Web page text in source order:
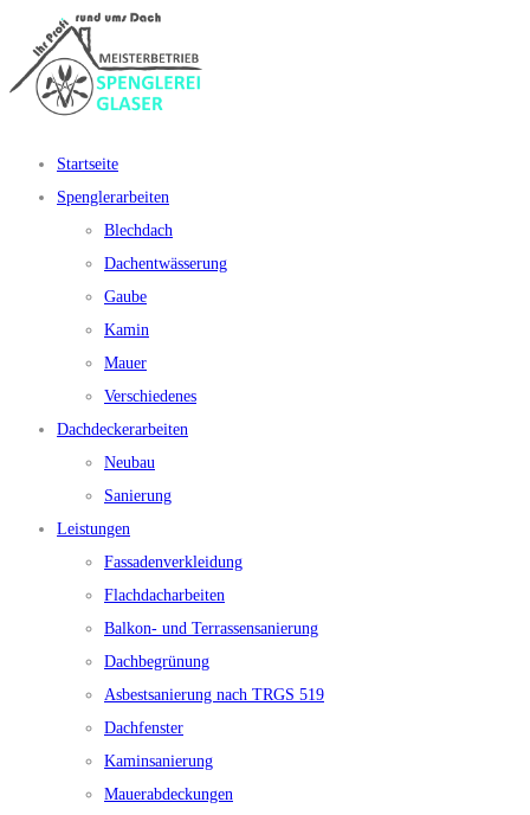
Startseite
Spenglerarbeiten
Blechdach
Dachentwässerung
Gaube
Kamin
Mauer
Verschiedenes
Dachdeckerarbeiten
Neubau
Sanierung
Leistungen
Fassadenverkleidung
Flachdacharbeiten
Balkon- und Terrassensanierung
Dachbegrünung
Asbestsanierung nach TRGS 519
Dachfenster
Kaminsanierung
Mauerabdeckungen